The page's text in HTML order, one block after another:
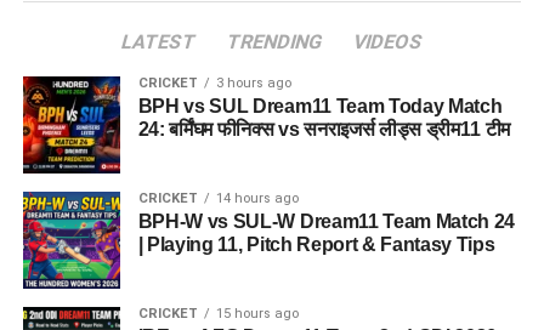
LATEST TRENDING VIDEOS
CRICKET 3 hours ago
BPH vs SUL Dream11 Team Today Match
24: बर्मिंघम फीनिक्स vs सनराइजर्स लीड्स ड्रीम11 टीम
CRICKET 14 hours ago
BPH-W vs SUL-W Dream11 Team Match 24
| Playing 11, Pitch Report & Fantasy Tips
CRICKET 15 hours ago